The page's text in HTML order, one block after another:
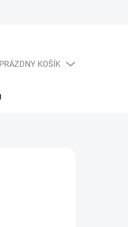
NÁKUPNÝ
PRÁZDNY KOŠÍK